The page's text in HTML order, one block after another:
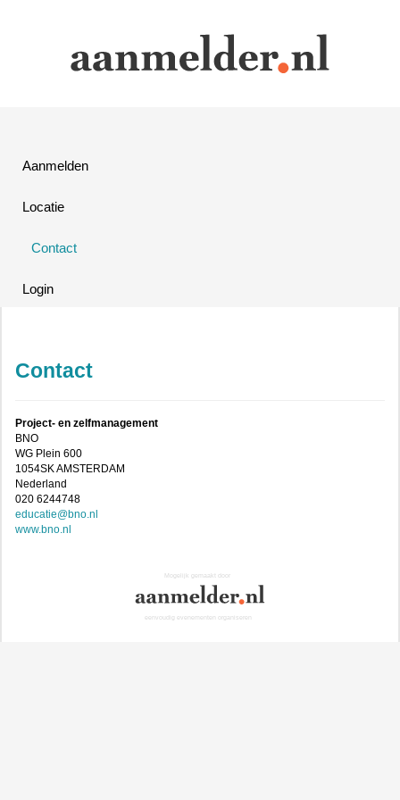
Aanmelden
Locatie
Contact
Login
Contact
Project- en zelfmanagement
BNO
WG Plein 600
1054SK AMSTERDAM
Nederland
020 6244748
educatie@bno.nl
www.bno.nl
Mogelijk gemaakt door
eenvoudig evenementen organiseren